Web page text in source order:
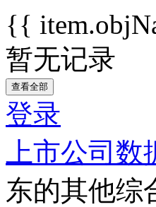
{{
暂无记录
查看全部
登录
上市公司数
东的其他综